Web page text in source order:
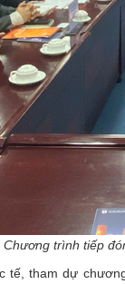
Chương trình tiếp
tế, tham dự